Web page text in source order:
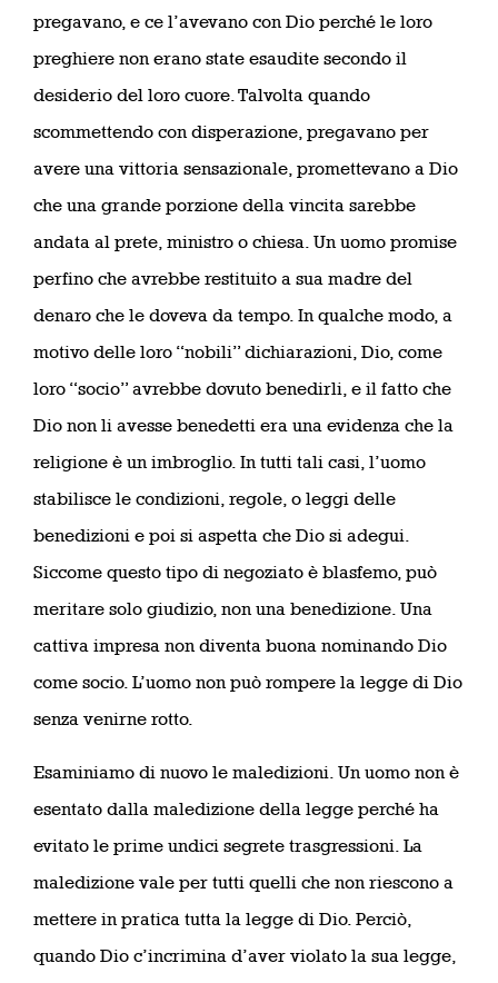
pregavano, e ce l’avevano con Dio perché le loro
preghiere non erano state esaudite secondo il
desiderio del loro cuore. Talvolta quando
scommettendo con disperazione, pregavano per
avere una vittoria sensazionale, promettevano a Dio
che una grande porzione della vincita sarebbe
andata al prete, ministro o chiesa. Un uomo promise
perfino che avrebbe restituito a sua madre del
denaro che le doveva da tempo. In qualche modo, a
motivo delle loro “nobili” dichiarazioni, Dio, come
loro “socio” avrebbe dovuto benedirli, e il fatto che
Dio non li avesse benedetti era una evidenza che la
religione è un imbroglio. In tutti tali casi, l’uomo
stabilisce le condizioni, regole, o leggi delle
benedizioni e poi si aspetta che Dio si adegui.
Siccome questo tipo di negoziato è blasfemo, può
meritare solo giudizio, non una benedizione. Una
cattiva impresa non diventa buona nominando Dio
come socio. L’uomo non può rompere la legge di Dio
senza venirne rotto.
Esaminiamo di nuovo le maledizioni. Un uomo non è
esentato dalla maledizione della legge perché ha
evitato le prime undici segrete trasgressioni. La
maledizione vale per tutti quelli che non riescono a
mettere in pratica tutta la legge di Dio. Perciò,
quando Dio c’incrimina d’aver violato la sua legge,